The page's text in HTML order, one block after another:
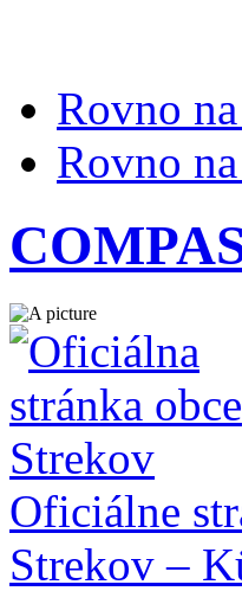
Rovno
Rovno
Oficiálne
Strekov –